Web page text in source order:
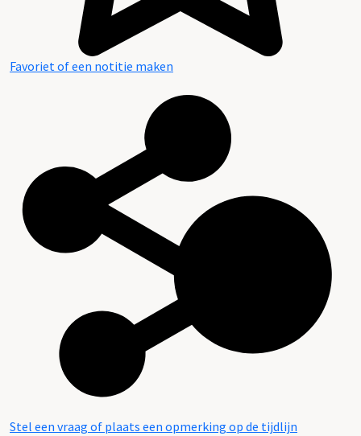
Favoriet of een notitie maken
Stel een vraag of plaats een opmerking op de tijdlijn